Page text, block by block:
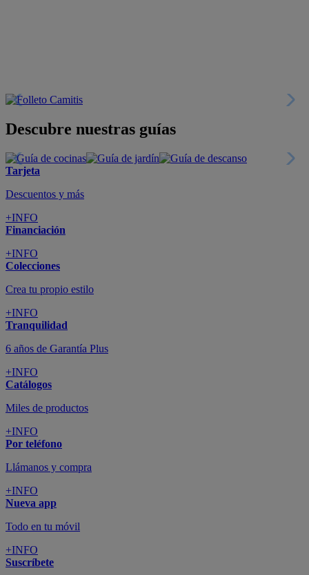
Descubre nuestras guías
Tarjeta
Descuentos y más
+INFO
Financiación
+INFO
Colecciones
Crea tu propio estilo
+INFO
Tranquilidad
6 años de Garantía Plus
+INFO
Catálogos
Miles de productos
+INFO
Por teléfono
Llámanos y compra
+INFO
Nueva app
Todo en tu móvil
+INFO
Suscríbete